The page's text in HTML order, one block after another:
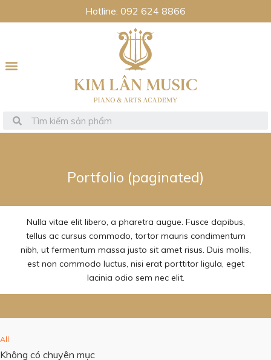
Hotline: 092 624 8866
Portfolio (paginated)
Nulla vitae elit libero, a pharetra augue. Fusce dapibus,
tellus ac cursus commodo, tortor mauris condimentum
nibh, ut fermentum massa justo sit amet risus. Duis mollis,
est non commodo luctus, nisi erat porttitor ligula, eget
lacinia odio sem nec elit.
All
Không có chuyên mục